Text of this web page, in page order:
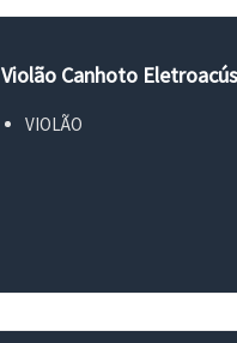
Violão Canhoto
VIOLÃO